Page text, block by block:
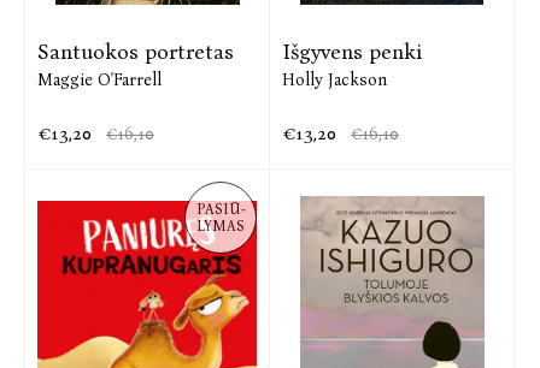
Santuokos portretas
Maggie O'Farrell
€13,20 €16,10
Išgyvens penki
Holly Jackson
€13,20 €16,10
PASIŪ-
LYMAS